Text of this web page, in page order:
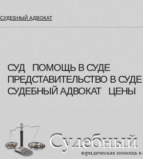
СУДЕБНЫЙ АДВОКАТ
СУД
ПОМОЩЬ В СУДЕ
ПРЕДСТАВИТЕЛЬСТВО В СУДЕ
СУДЕБНЫЙ АДВОКАТ
ЦЕНЫ